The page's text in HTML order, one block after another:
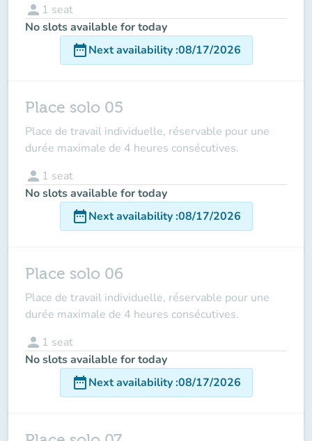
person 1 seat
No slots available for today
date_rangeNext availability:08/17/2026
Place solo 05
Place de travail individuelle, réservable pour une
durée maximale de 4 heures consécutives.
person 1 seat
No slots available for today
date_rangeNext availability:08/17/2026
Place solo 06
Place de travail individuelle, réservable pour une
durée maximale de 4 heures consécutives.
person 1 seat
No slots available for today
date_rangeNext availability:08/17/2026